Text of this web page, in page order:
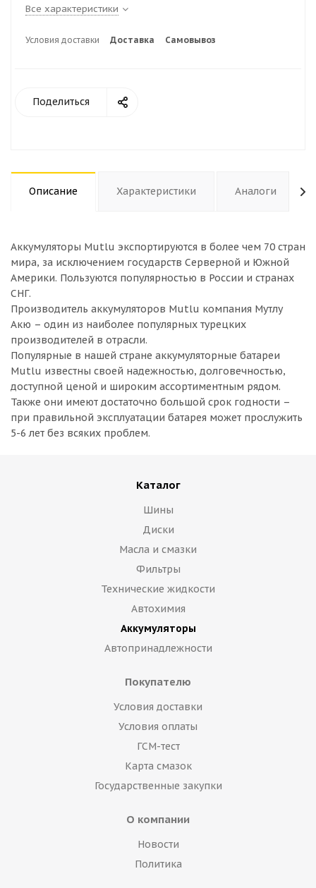
Все характеристики
Условия доставки Доставка Самовывоз
Поделиться
Описание Характеристики Аналоги
Аккумуляторы Mutlu экспортируются в более чем 70 стран
мира, за исключением государств Серверной и Южной
Америки. Пользуются популярностью в России и странах
СНГ.
Производитель аккумуляторов Mutlu компания Мутлу
Акю – один из наиболее популярных турецких
производителей в отрасли.
Популярные в нашей стране аккумуляторные батареи
Mutlu известны своей надежностью, долговечностью,
доступной ценой и широким ассортиментным рядом.
Также они имеют достаточно большой срок годности –
при правильной эксплуатации батарея может прослужить
5-6 лет без всяких проблем.
Каталог
Шины
Диски
Масла и смазки
Фильтры
Технические жидкости
Автохимия
Аккумуляторы
Автопринадлежности
Покупателю
Условия доставки
Условия оплаты
ГСМ-тест
Карта смазок
Государственные закупки
О компании
Новости
Политика